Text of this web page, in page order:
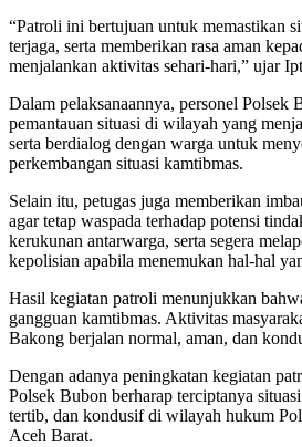
“Patroli ini bertujuan untuk memastikan
terjaga, serta memberikan rasa aman
menjalankan aktivitas sehari-hari,” ujar
Dalam pelaksanaannya, personel Polsek
pemantauan situasi di wilayah yang
serta berdialog dengan warga untuk
perkembangan situasi kamtibmas.
Selain itu, petugas juga memberikan
agar tetap waspada terhadap potensi
kerukunan antarwarga, serta segera
kepolisian apabila menemukan hal-hal
Hasil kegiatan patroli menunjukkan
gangguan kamtibmas. Aktivitas
Bakong berjalan normal, aman, dan
Dengan adanya peningkatan kegiatan
Polsek Bubon berharap terciptanya
tertib, dan kondusif di wilayah hukum
Aceh Barat.